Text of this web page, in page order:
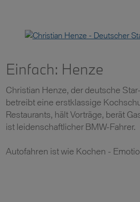
Einfach: Henze
Christian Henze, der deutsche
betreibt eine erstklassige
Restaurants, hält Vorträge, berät
ist leidenschaftlicher BMW-Fahrer.
Autofahren ist wie Kochen -